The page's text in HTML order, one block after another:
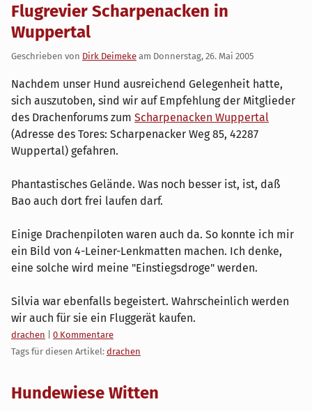
Flugrevier Scharpenacken in
Wuppertal
Geschrieben von Dirk Deimeke am Donnerstag, 26. Mai 2005
Nachdem unser Hund ausreichend Gelegenheit hatte,
sich auszutoben, sind wir auf Empfehlung der Mitglieder
des Drachenforums zum Scharpenacken Wuppertal
(Adresse des Tores: Scharpenacker Weg 85, 42287
Wuppertal) gefahren.
Phantastisches Gelände. Was noch besser ist, ist, daß
Bao auch dort frei laufen darf.
Einige Drachenpiloten waren auch da. So konnte ich mir
ein Bild von 4-Leiner-Lenkmatten machen. Ich denke,
eine solche wird meine "Einstiegsdroge" werden.
Silvia war ebenfalls begeistert. Wahrscheinlich werden
wir auch für sie ein Fluggerät kaufen.
Kategorien:
drachen
0 Kommentare
Tags für diesen Artikel: drachen
Hundewiese Witten